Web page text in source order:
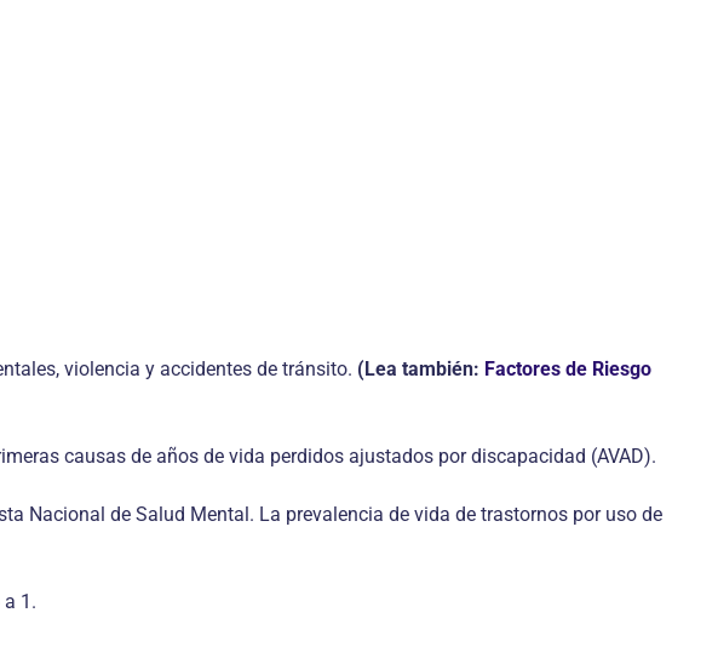
violencia y accidentes de tránsito. (Lea también: Factores de Riesgo
causas de años de vida perdidos ajustados por discapacidad (AVAD).
Nacional de Salud Mental. La prevalencia de vida de trastornos por uso de
1.